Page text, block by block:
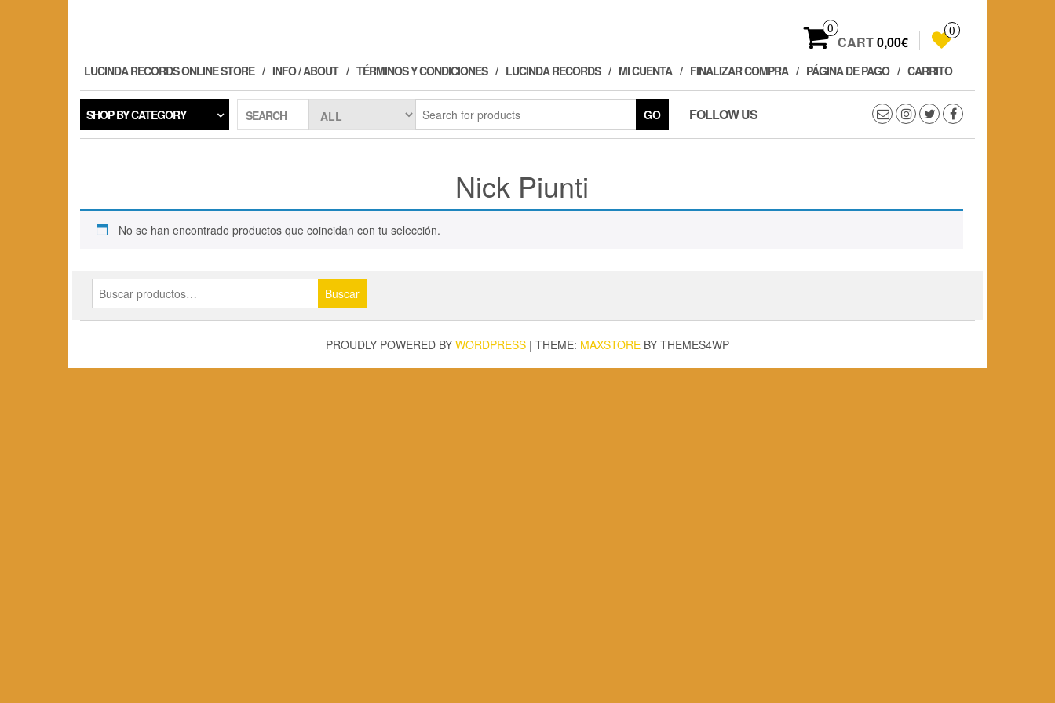
0
CART0,00€
0
LUCINDA RECORDS ONLINE STORE INFO / ABOUT TÉRMINOS Y CONDICIONES LUCINDA RECORDS MI CUENTA FINALIZAR COMPRA PÁGINA DE PAGO CARRITO
SHOP BY CATEGORY SEARCH GO FOLLOW US
Nick Piunti
No se han encontrado productos que coincidan con tu selección.
Buscar
por:
Buscar
PROUDLY POWERED BY WORDPRESS | THEME: MAXSTORE BY THEMES4WP